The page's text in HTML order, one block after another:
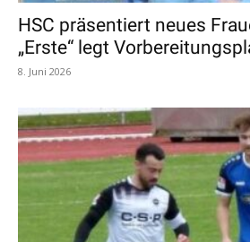
HSC präsentiert neues
„Erste“ legt
8. Juni 2026